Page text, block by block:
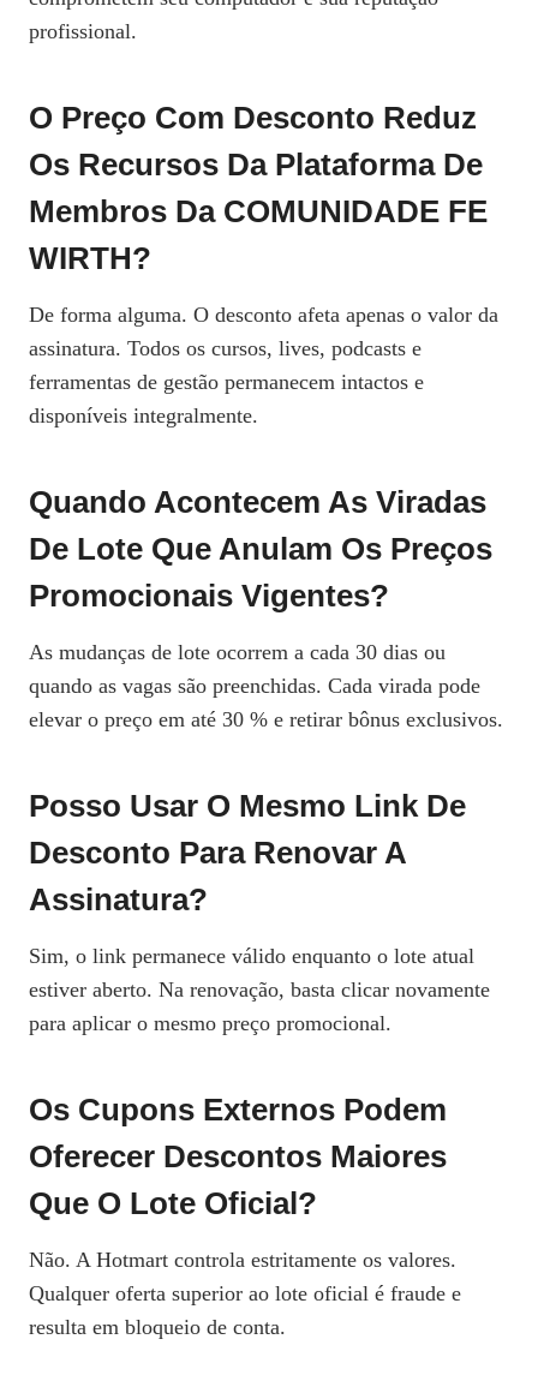
profissional.
O Preço Com Desconto Reduz
Os Recursos Da Plataforma De
Membros Da COMUNIDADE FE
WIRTH?
De forma alguma. O desconto afeta apenas o valor da
assinatura. Todos os cursos, lives, podcasts e
ferramentas de gestão permanecem intactos e
disponíveis integralmente.
Quando Acontecem As Viradas
De Lote Que Anulam Os Preços
Promocionais Vigentes?
As mudanças de lote ocorrem a cada 30 dias ou
quando as vagas são preenchidas. Cada virada pode
elevar o preço em até 30 % e retirar bônus exclusivos.
Posso Usar O Mesmo Link De
Desconto Para Renovar A
Assinatura?
Sim, o link permanece válido enquanto o lote atual
estiver aberto. Na renovação, basta clicar novamente
para aplicar o mesmo preço promocional.
Os Cupons Externos Podem
Oferecer Descontos Maiores
Que O Lote Oficial?
Não. A Hotmart controla estritamente os valores.
Qualquer oferta superior ao lote oficial é fraude e
resulta em bloqueio de conta.